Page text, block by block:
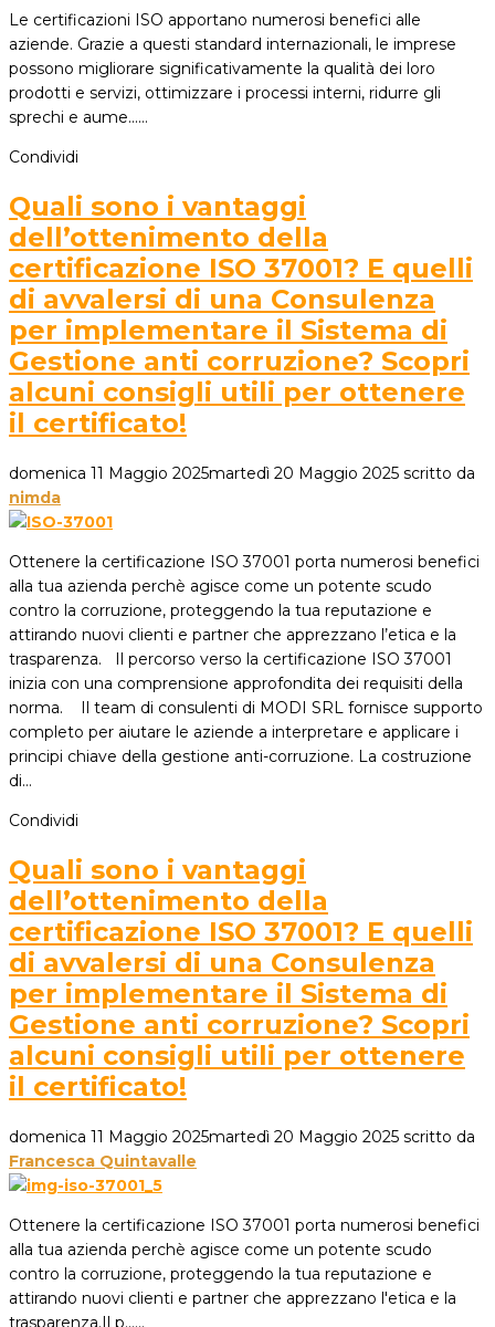
Le certificazioni ISO apportano numerosi benefici alle
aziende. Grazie a questi standard internazionali, le imprese
possono migliorare significativamente la qualità dei loro
prodotti e servizi, ottimizzare i processi interni, ridurre gli
sprechi e aume...…
Condividi
Quali sono i vantaggi
dell’ottenimento della
certificazione ISO 37001? E quelli
di avvalersi di una Consulenza
per implementare il Sistema di
Gestione anti corruzione? Scopri
alcuni consigli utili per ottenere
il certificato!
domenica 11 Maggio 2025martedì 20 Maggio 2025 scritto da
nimda
Ottenere la certificazione ISO 37001 porta numerosi benefici
alla tua azienda perchè agisce come un potente scudo
contro la corruzione, proteggendo la tua reputazione e
attirando nuovi clienti e partner che apprezzano l’etica e la
trasparenza. Il percorso verso la certificazione ISO 37001
inizia con una comprensione approfondita dei requisiti della
norma. Il team di consulenti di MODI SRL fornisce supporto
completo per aiutare le aziende a interpretare e applicare i
principi chiave della gestione anti-corruzione. La costruzione
di…
Condividi
Quali sono i vantaggi
dell’ottenimento della
certificazione ISO 37001? E quelli
di avvalersi di una Consulenza
per implementare il Sistema di
Gestione anti corruzione? Scopri
alcuni consigli utili per ottenere
il certificato!
domenica 11 Maggio 2025martedì 20 Maggio 2025 scritto da
Francesca Quintavalle
Ottenere la certificazione ISO 37001 porta numerosi benefici
alla tua azienda perchè agisce come un potente scudo
contro la corruzione, proteggendo la tua reputazione e
attirando nuovi clienti e partner che apprezzano l'etica e la
trasparenza.Il p...…